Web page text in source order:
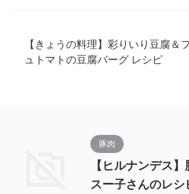
【きょうの料理】彩りいり豆腐＆
ュトマトの豆腐バーグ レシピ
豚肉
【ヒルナンデス
スー子さんのレシ